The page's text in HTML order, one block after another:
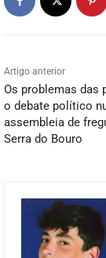
Artigo anterior
Os problemas das
o debate político
assembleia de
Serra do Bouro